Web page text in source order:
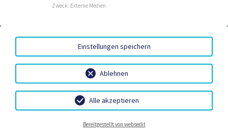
BARRIEREFREIHEIT| HANDY-SIGNATUR
|
SITEMAP|IMPRESSUM
Zweck: Externe Medien
Ablehnen
Einstellungen speichern
Alle akzeptieren
Bereitgestellt von websedit